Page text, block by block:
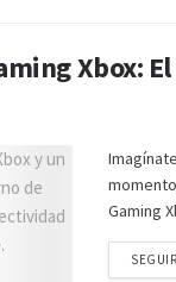
Xbox:
Gaming